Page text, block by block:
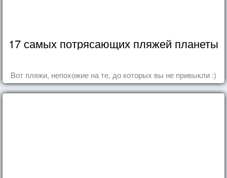
17 самых потрясающих пляжей планеты
Вот пляжи, непохожие на те, до которых вы не привыкли :)